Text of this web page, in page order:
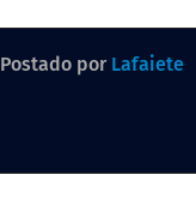
Postado por Lafaiete